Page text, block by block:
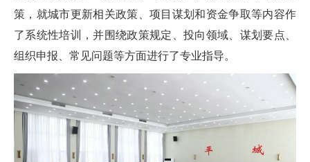
策，就城市更新相关政策、项目谋划和资金争取等内容作
了系统性培训，并围绕政策规定、投向领域、谋划要点、
组织申报、常见问题等方面进行了专业指导。